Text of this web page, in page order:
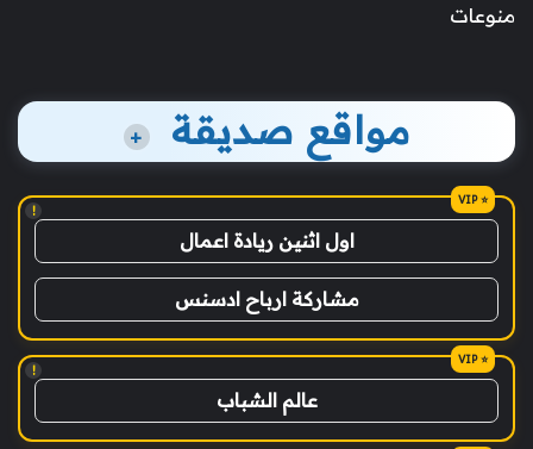
منوعات
مواقع صديقة +
!
اول اثنين ريادة اعمال
مشاركة ارباح ادسنس
!
عالم الشباب